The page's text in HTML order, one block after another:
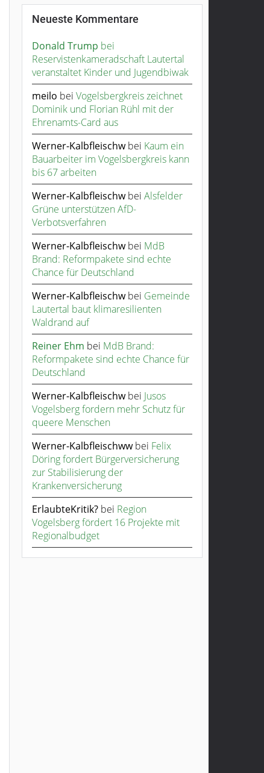
Neueste Kommentare
Donald Trump bei
Reservistenkameradschaft Lautertal
veranstaltet Kinder und Jugendbiwak
meilo bei Vogelsbergkreis zeichnet
Dominik und Florian Rühl mit der
Ehrenamts-Card aus
Werner-Kalbfleischwbei Kaum ein
Bauarbeiter im Vogelsbergkreis kann
bis 67 arbeiten
Werner-Kalbfleischwbei Alsfelder
Grüne unterstützen AfD-
Verbotsverfahren
Werner-Kalbfleischwbei MdB
Brand: Reformpakete sind echte
Chance für Deutschland
Werner-Kalbfleischwbei Gemeinde
Lautertal baut klimaresilienten
Waldrand auf
Reiner Ehm bei MdB Brand:
Reformpakete sind echte Chance für
Deutschland
Werner-Kalbfleischwbei Jusos
Vogelsberg fordern mehr Schutz für
queere Menschen
Werner-Kalbfleischwwbei Felix
Döring fordert Bürgerversicherung
zur Stabilisierung der
Krankenversicherung
ErlaubteKritik? bei Region
Vogelsberg fördert 16 Projekte mit
Regionalbudget